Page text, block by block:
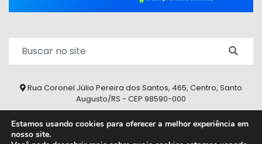
Rua Coronel Júlio Pereira dos Santos, 465, Centro, Santo
Augusto/RS - CEP 98590-000
Estamos usando cookies para oferecer a melhor experiência em
nosso site.